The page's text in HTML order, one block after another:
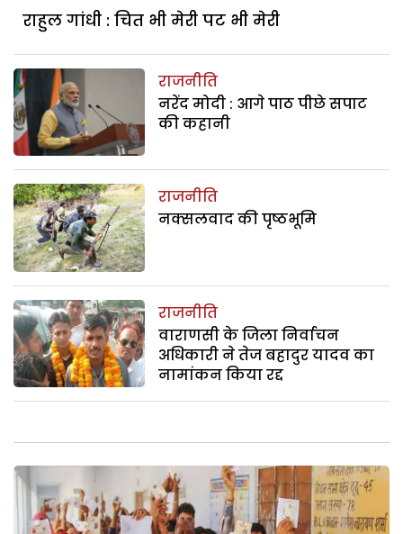
राहुल गांधी : चित भी मेरी पट भी मेरी
राजनीति
नरेंद मोदी : आगे पाठ पीछे सपाट
की कहानी
राजनीति
नक्सलवाद की पृष्ठभूमि
राजनीति
वाराणसी के जिला निर्वाचन
अधिकारी ने तेज बहादुर यादव का
नामांकन किया रद्द